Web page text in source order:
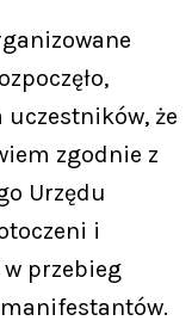
że
zgodnie z
Urzędu
i
przebieg